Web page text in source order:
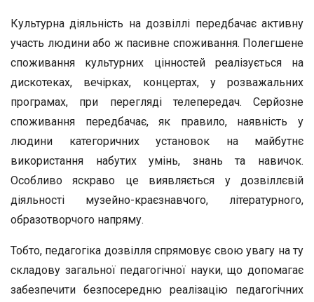
Культурна діяльність на дозвіллі передбачає активну
участь людини або ж пасивне споживання. Полегшене
споживання культурних цінностей реалізується на
дискотеках, вечірках, концертах, у розважальних
програмах, при перегляді телепередач. Серйозне
споживання передбачає, як правило, наявність у
людини категоричних установок на майбутнє
використання набутих умінь, знань та навичок.
Особливо яскраво це виявляється у дозвіллєвій
діяльності музейно-краєзнавчого, літературного,
образотворчого напряму.
Тобто, педагогіка дозвілля спрямовує свою увагу на ту
складову загальної педагогічної науки, що допомагає
забезпечити безпосередню реалізацію педагогічних